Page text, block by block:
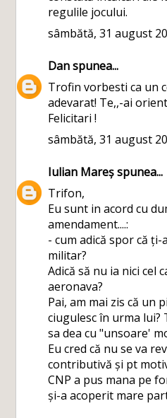
regulile jocului.
sâmbătă, 31 august
Danspunea...
Trofin vorbesti ca un
adevarat! Te,,-ai
Felicitari !
sâmbătă, 31 august
Iulian Mareșspunea...
Trifon,
Eu sunt in acord cu
amendament....:
- cum adică spor că
militar?
Adică să nu ia nici cel
aeronava?
Pai, am mai zis că un
ciugulesc în urma lui?
sa dea cu "unsoare'
Eu cred că nu se va
contributivă și pt
CNP a pus mana pe
și-a acoperit mare